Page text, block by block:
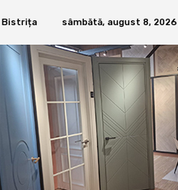
Bistrița sâmbătă, august 8, 2026